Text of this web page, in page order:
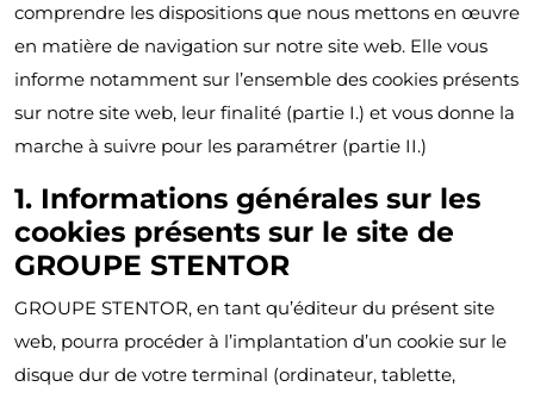
comprendre les dispositions que nous mettons en œuvre
en matière de navigation sur notre site web. Elle vous
informe notamment sur l’ensemble des cookies présents
sur notre site web, leur finalité (partie I.) et vous donne la
marche à suivre pour les paramétrer (partie II.)
1. Informations générales sur les
cookies présents sur le site de
GROUPE STENTOR
GROUPE STENTOR, en tant qu’éditeur du présent site
web, pourra procéder à l’implantation d’un cookie sur le
disque dur de votre terminal (ordinateur, tablette,